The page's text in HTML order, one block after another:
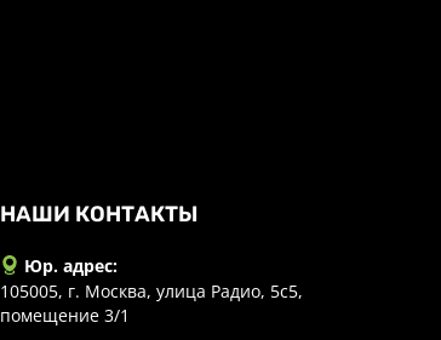
НАШИ КОНТАКТЫ
Юр. адрес:
105005, г. Москва, улица Радио, 5с5,
помещение 3/1